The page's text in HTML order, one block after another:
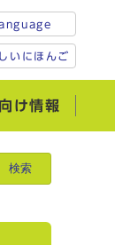
いにほんご
け情報
検索